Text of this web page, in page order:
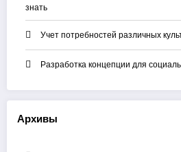
знать
Учет потребностей различных
Разработка концепции для
Архивы